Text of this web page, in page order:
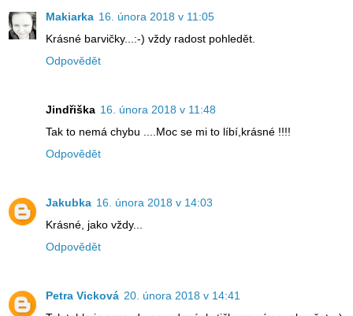
Makiarka 16. února 2018 v 11:05
Krásné barvičky...:-) vždy radost pohledět.
Odpovědět
Jindřiška 16. února 2018 v 11:48
Tak to nemá chybu ....Moc se mi to líbí,krásné !!!!
Odpovědět
Jakubka 16. února 2018 v 14:03
Krásné, jako vždy...
Odpovědět
Petra Vicková 20. února 2018 v 14:41